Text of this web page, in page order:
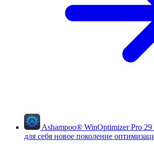
Ashampoo® WinOptimizer Pro 29
для себя новое поколение